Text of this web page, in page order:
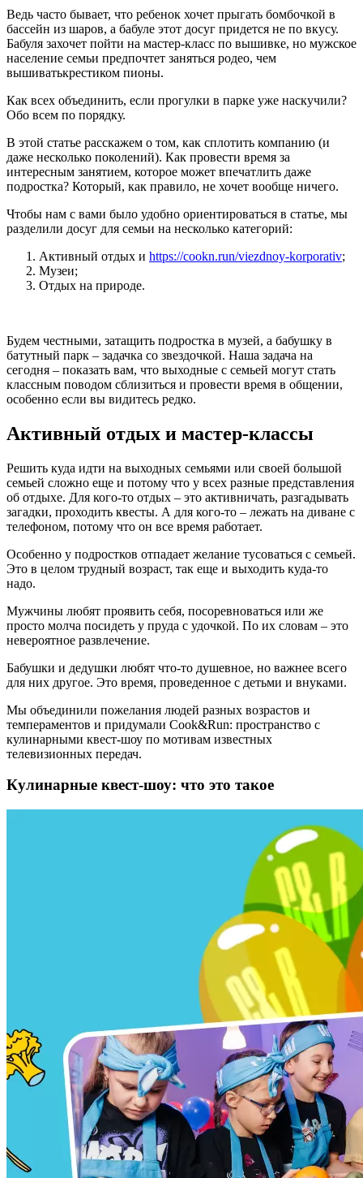
Ведь часто бывает, что ребенок хочет прыгать бомбочкой в
бассейн из шаров, а бабуле этот досуг придется не по вкусу.
Бабуля захочет пойти на мастер-класс по вышивке, но мужское
население семьи предпочтет заняться родео, чем
вышиватькрестиком пионы.
Как всех объединить, если прогулки в парке уже наскучили?
Обо всем по порядку.
В этой статье расскажем о том, как сплотить компанию (и
даже несколько поколений). Как провести время за
интересным занятием, которое может впечатлить даже
подростка? Который, как правило, не хочет вообще ничего.
Чтобы нам с вами было удобно ориентироваться в статье, мы
разделили досуг для семьи на несколько категорий:
Активный отдых и https://cookn.run/viezdnoy-korporativ;
Музеи;
Отдых на природе.
Будем честными, затащить подростка в музей, а бабушку в
батутный парк – задачка со звездочкой. Наша задача на
сегодня – показать вам, что выходные с семьей могут стать
классным поводом сблизиться и провести время в общении,
особенно если вы видитесь редко.
Активный отдых и мастер-классы
Решить куда идти на выходных семьями или своей большой
семьей сложно еще и потому что у всех разные представления
об отдыхе. Для кого-то отдых – это активничать, разгадывать
загадки, проходить квесты. А для кого-то – лежать на диване с
телефоном, потому что он все время работает.
Особенно у подростков отпадает желание тусоваться с семьей.
Это в целом трудный возраст, так еще и выходить куда-то
надо.
Мужчины любят проявить себя, посоревноваться или же
просто молча посидеть у пруда с удочкой. По их словам – это
невероятное развлечение.
Бабушки и дедушки любят что-то душевное, но важнее всего
для них другое. Это время, проведенное с детьми и внуками.
Мы объединили пожелания людей разных возрастов и
темпераментов и придумали Cook&Run: пространство с
кулинарными квест-шоу по мотивам известных
телевизионных передач.
Кулинарные квест-шоу: что это такое